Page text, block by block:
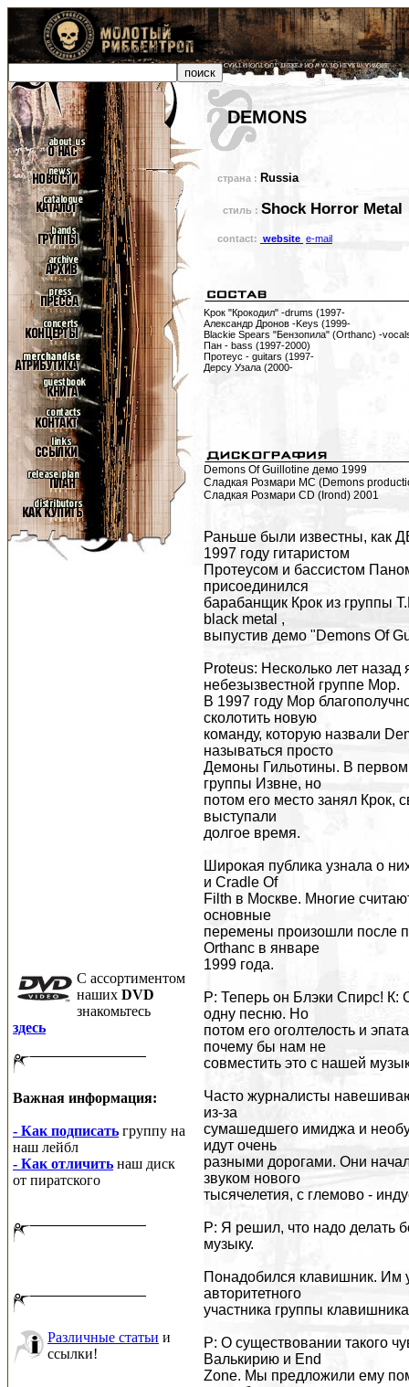
C ассортиментом
наших DVD
знакомьтесь
здесь
Важная информация:
- Как подписать группу на
наш лейбл
- Как отличить наш диск
от пиратского
Различные статьи и
ссылки!
DEMONS
страна : Russia
стиль : Shock Horror Metal
contact: website e-mail
Kрок "Крокодил" -drums (1997-
Александр Дронов -Keys (1999-
Blackie Spears "Бензопила" (Orthanc) -
Пан - bass (1997-2000)
Протеус - guitars (1997-
Дерсу Узала (2000-
Demons Of Guillotine демо 1999
Сладкая Розмари MC (Demons
Сладкая Розмари CD (Irond) 2001
Раньше были известны,
1997 году гитаристом
Протеусом и бассистом
присоединился
барабанщик Крок из группы
black metal ,
выпустив демо "Demons Of
Proteus: Несколько лет назад
небезызвестной группе Мор.
В 1997 году Мор
сколотить новую
команду, которую назвали
называться просто
Демоны Гильотины. В
группы Извне, но
потом его место занял Крок,
выступали
долгое время.
Широкая публика узнала о
и Cradle Of
Filth в Москве. Многие
основные
перемены произошли после
Orthanc в январе
1999 года.
Р: Теперь он Блэки Спирс! К:
одну песню. Но
потом его оголтелость и
почему бы нам не
совместить это с нашей
Часто журналисты
из-за
сумашедшего имиджа и
идут очень
разными дорогами. Они
звуком нового
тысячелетия, с глемово -
Р: Я решил, что надо делать
музыку.
Понадобился клавишник. Им
авторитетного
участника группы
Р: О существовании такого
Валькирию и End
Zone. Мы предложили ему